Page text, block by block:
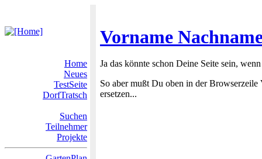
Vorname
Home
Neues
TestSeite
DorfTratsch
Suchen
Teilnehmer
Projekte
Ja das könnte schon Deine Seite sein,
So aber mußt Du oben in der
ersetzen...